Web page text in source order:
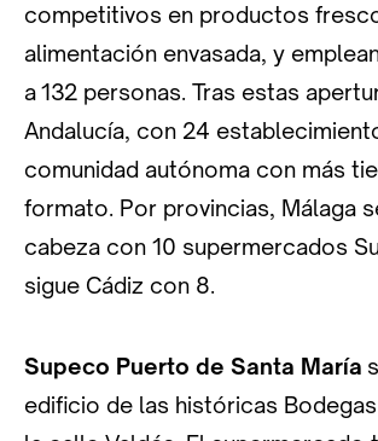
competitivos en productos
alimentación envasada, y
a 132 personas. Tras estas
Andalucía, con 24
comunidad autónoma con más
formato. Por provincias, Málaga
cabeza con 10 supermercados
sigue Cádiz con 8.
Supeco Puerto de Santa María
edificio de las históricas